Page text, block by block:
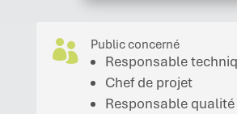
 Public concerné
Responsable
Chef de projet
Responsable